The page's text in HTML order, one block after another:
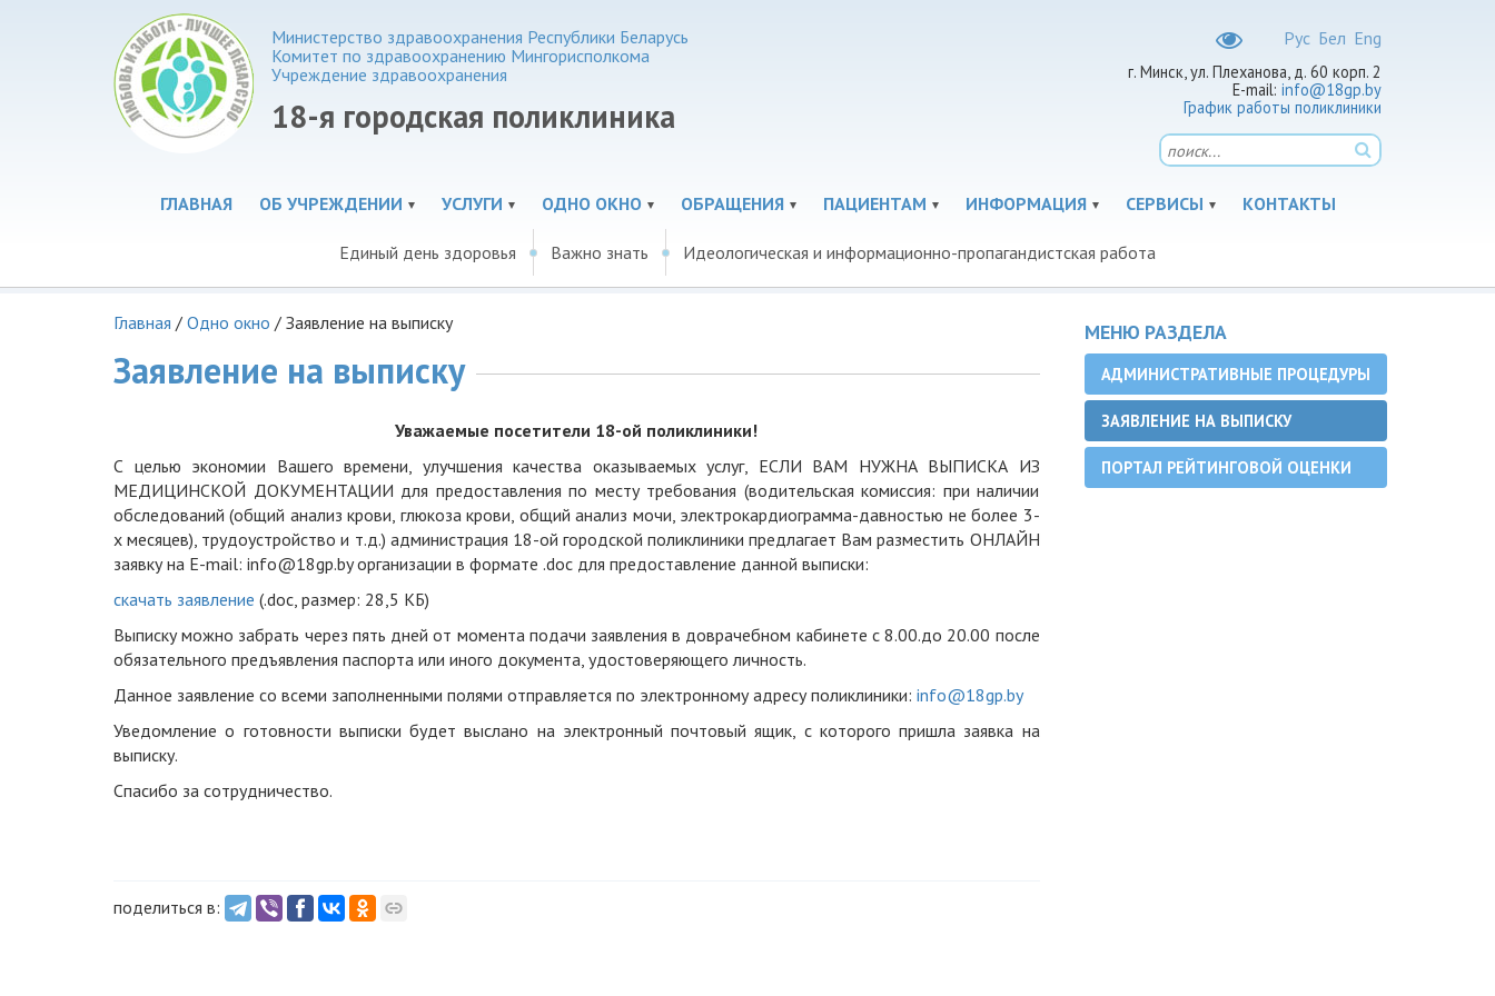
Рус Бел Eng
г. Минск, ул. Плеханова, д. 60 корп. 2
E-mail: info@18gp.by
График работы поликлиники
Министерство здравоохранения Республики Беларусь
Комитет по здравоохранению Мингорисполкома
Учреждение здравоохранения
18-я городская поликлиника
ГЛАВНАЯ ОБ УЧРЕЖДЕНИИ УСЛУГИ ОДНО ОКНО ОБРАЩЕНИЯ ПАЦИЕНТАМ ИНФОРМАЦИЯ СЕРВИСЫ КОНТАКТЫ
Единый день здоровья Важно знать Идеологическая и информационно-пропагандистская работа
Главная / Одно окно / Заявление на выписку
Заявление на выписку
Уважаемые посетители 18-ой поликлиники!
С целью экономии Вашего времени, улучшения качества оказываемых услуг, ЕСЛИ ВАМ НУЖНА ВЫПИСКА ИЗ
МЕДИЦИНСКОЙ ДОКУМЕНТАЦИИ для предоставления по месту требования (водительская комиссия: при наличии
обследований (общий анализ крови, глюкоза крови, общий анализ мочи, электрокардиограмма-давностью не более 3-
х месяцев), трудоустройство и т.д.) администрация 18-ой городской поликлиники предлагает Вам разместить ОНЛАЙН
заявку на Е-mail: info@18gp.by организации в формате .doc для предоставление данной выписки:
скачать заявление (.doc, размер: 28,5 КБ)
Выписку можно забрать через пять дней от момента подачи заявления в доврачебном кабинете с 8.00.до 20.00 после
обязательного предъявления паспорта или иного документа, удостоверяющего личность.
Данное заявление cо всеми заполненными полями отправляется по электронному адресу поликлиники: info@18gp.by
Уведомление о готовности выписки будет выслано на электронный почтовый ящик, с которого пришла заявка на
выписку.
Спасибо за сотрудничество.
поделиться в:
МЕНЮ РАЗДЕЛА
АДМИНИСТРАТИВНЫЕ ПРОЦЕДУРЫ
ЗАЯВЛЕНИЕ НА ВЫПИСКУ
ПОРТАЛ РЕЙТИНГОВОЙ ОЦЕНКИ